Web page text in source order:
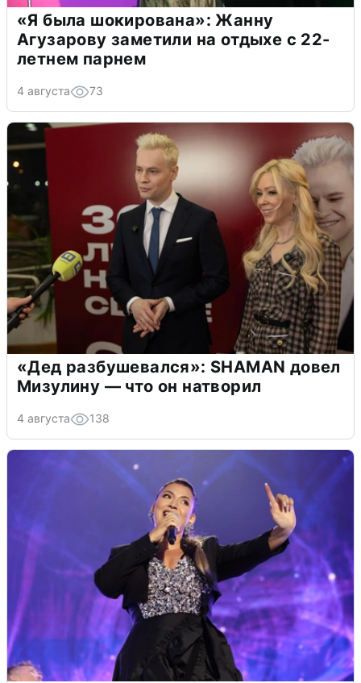
«Я была шокирована»: Жанну
Агузарову заметили на отдыхе с 22-
летнем парнем
4 августа 73
«Дед разбушевался»: SHAMAN довел
Мизулину — что он натворил
4 августа 138